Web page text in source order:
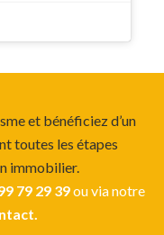
et bénéficiez d’un
toutes les étapes
immobilier.
79 29 39ou via notre